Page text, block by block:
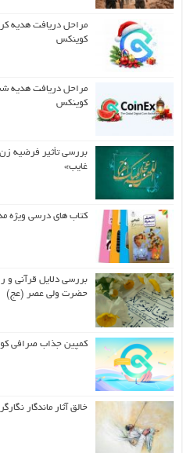
مراحل دریافت هدیه
کوینکس
مراحل دریافت هدیه
کوینکس
بررسی تأثیر فرضیه
غایب»
کتاب های درسی ویژه
بررسی دلایل قرآنی و
حضرت ولی عصر (عج)
کمپین جذاب صرافی
خالق آثار ماندگار